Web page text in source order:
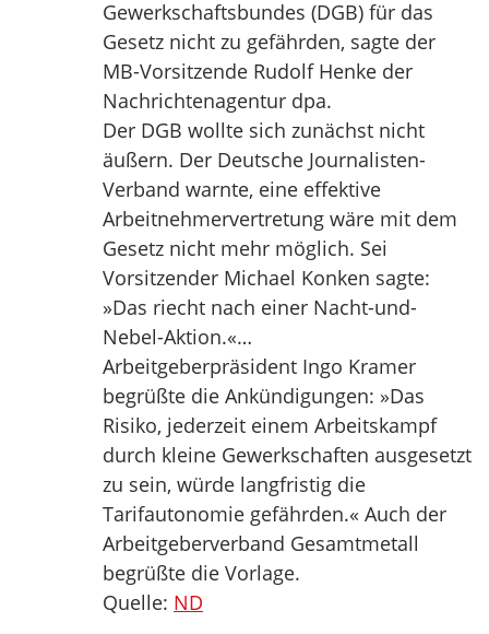
Gewerkschaftsbundes (DGB) für das
Gesetz nicht zu gefährden, sagte der
MB-Vorsitzende Rudolf Henke der
Nachrichtenagentur dpa.
Der DGB wollte sich zunächst nicht
äußern. Der Deutsche Journalisten-
Verband warnte, eine effektive
Arbeitnehmervertretung wäre mit dem
Gesetz nicht mehr möglich. Sei
Vorsitzender Michael Konken sagte:
»Das riecht nach einer Nacht-und-
Nebel-Aktion.«…
Arbeitgeberpräsident Ingo Kramer
begrüßte die Ankündigungen: »Das
Risiko, jederzeit einem Arbeitskampf
durch kleine Gewerkschaften ausgesetzt
zu sein, würde langfristig die
Tarifautonomie gefährden.« Auch der
Arbeitgeberverband Gesamtmetall
begrüßte die Vorlage.
Quelle: ND